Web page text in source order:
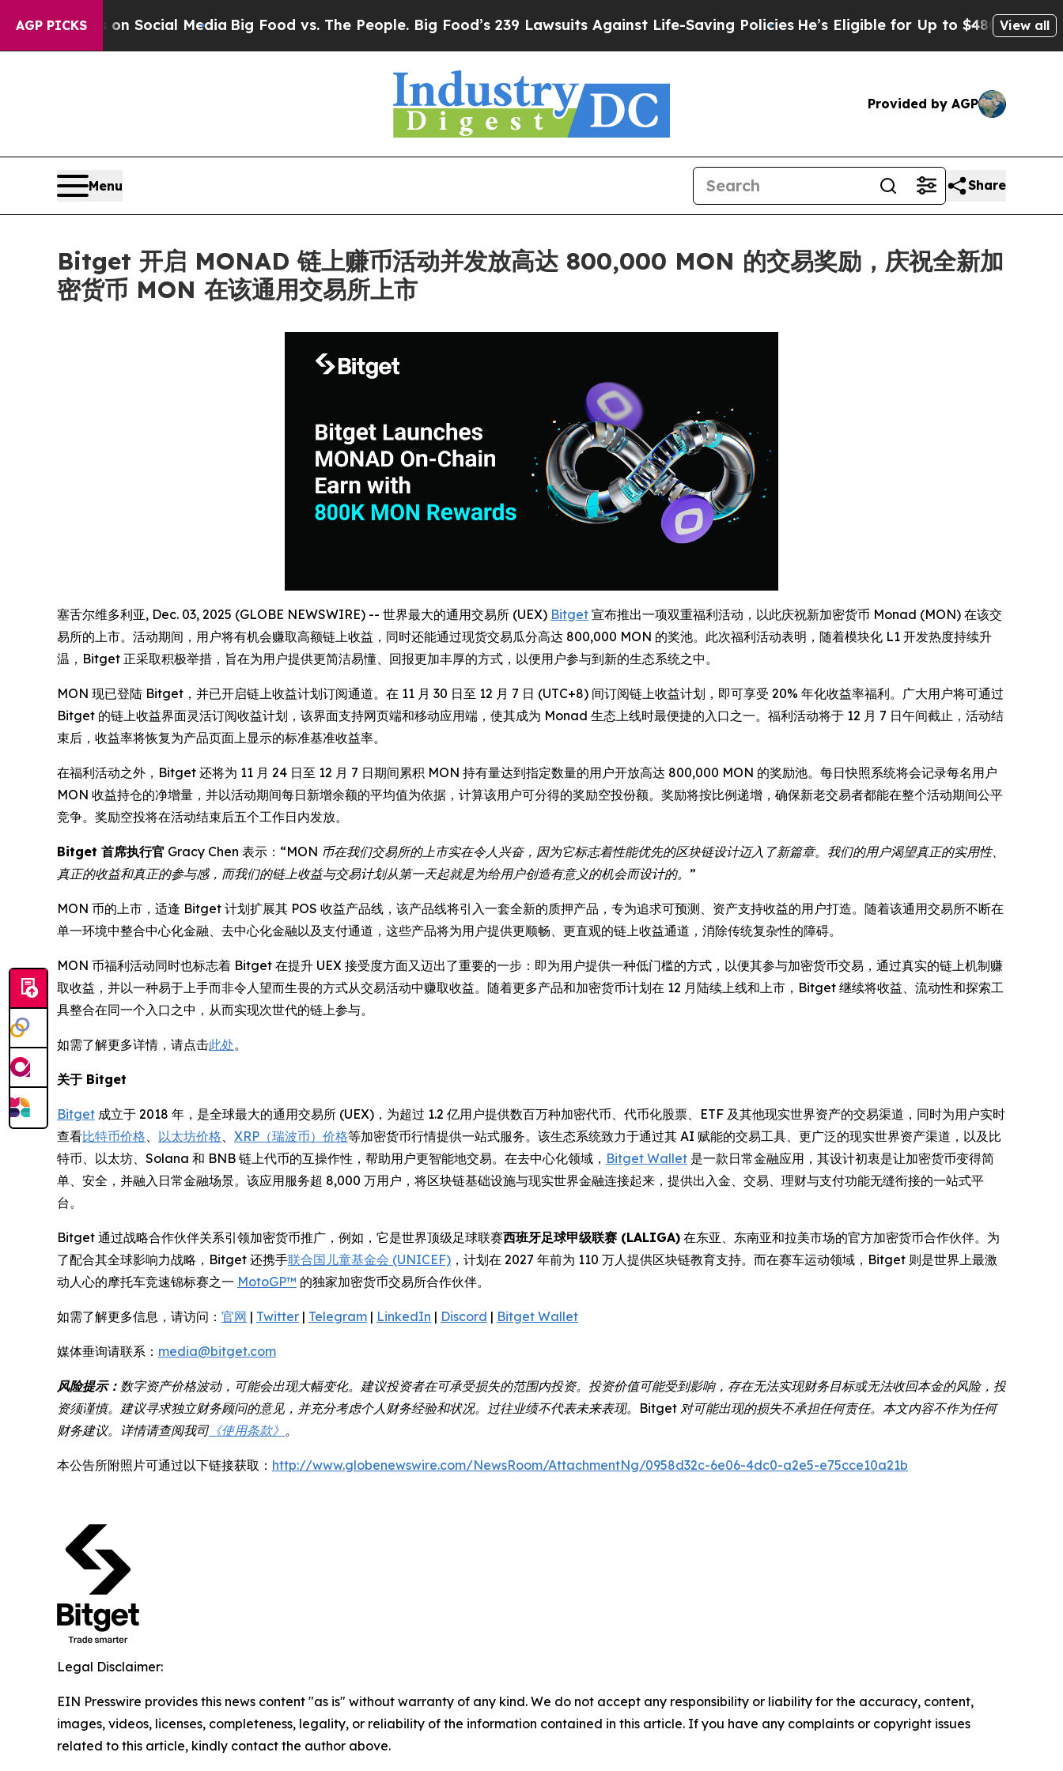
AGP PICKS
on Social MediaBig Food vs. The People. Big Food’s 239 Lawsuits Against Life-Saving PoliciesHe’s Eligible for Up to $480,000 AfterView all
Provided by AGP
Menu Share
Bitget 开启 MONAD 链上赚币活动并发放高达 800,000 MON 的交易奖励，庆祝全新加
密货币 MON 在该通用交易所上市
塞舌尔维多利亚, Dec. 03, 2025 (GLOBE NEWSWIRE) -- 世界最大的通用交易所 (UEX) Bitget 宣布推出一项双重福利活动，以此庆祝新加密货币 Monad (MON) 在该交
易所的上市。活动期间，用户将有机会赚取高额链上收益，同时还能通过现货交易瓜分高达 800,000 MON 的奖池。此次福利活动表明，随着模块化 L1 开发热度持续升
温，Bitget 正采取积极举措，旨在为用户提供更简洁易懂、回报更加丰厚的方式，以便用户参与到新的生态系统之中。
MON 现已登陆 Bitget，并已开启链上收益计划订阅通道。在 11 月 30 日至 12 月 7 日 (UTC+8) 间订阅链上收益计划，即可享受 20% 年化收益率福利。广大用户将可通过
Bitget 的链上收益界面灵活订阅收益计划，该界面支持网页端和移动应用端，使其成为 Monad 生态上线时最便捷的入口之一。福利活动将于 12 月 7 日午间截止，活动结
束后，收益率将恢复为产品页面上显示的标准基准收益率。
在福利活动之外，Bitget 还将为 11 月 24 日至 12 月 7 日期间累积 MON 持有量达到指定数量的用户开放高达 800,000 MON 的奖励池。每日快照系统将会记录每名用户
MON 收益持仓的净增量，并以活动期间每日新增余额的平均值为依据，计算该用户可分得的奖励空投份额。奖励将按比例递增，确保新老交易者都能在整个活动期间公平
竞争。奖励空投将在活动结束后五个工作日内发放。
Bitget 首席执行官 Gracy Chen 表示： “MON 币在我们交易所的上市实在令人兴奋，因为它标志着性能优先的区块链设计迈入了新篇章。我们的用户渴望真正的实用性、
真正的收益和真正的参与感，而我们的链上收益与交易计划从第一天起就是为给用户创造有意义的机会而设计的。”
MON 币的上市，适逢 Bitget 计划扩展其 POS 收益产品线，该产品线将引入一套全新的质押产品，专为追求可预测、资产支持收益的用户打造。随着该通用交易所不断在
单一环境中整合中心化金融、去中心化金融以及支付通道，这些产品将为用户提供更顺畅、更直观的链上收益通道，消除传统复杂性的障碍。
MON 币福利活动同时也标志着 Bitget 在提升 UEX 接受度方面又迈出了重要的一步：即为用户提供一种低门槛的方式，以便其参与加密货币交易，通过真实的链上机制赚
取收益，并以一种易于上手而非令人望而生畏的方式从交易活动中赚取收益。随着更多产品和加密货币计划在 12 月陆续上线和上市，Bitget 继续将收益、流动性和探索工
具整合在同一个入口之中，从而实现次世代的链上参与。
如需了解更多详情，请点击此处。
关于 Bitget
Bitget 成立于 2018 年，是全球最大的通用交易所 (UEX)，为超过 1.2 亿用户提供数百万种加密代币、代币化股票、ETF 及其他现实世界资产的交易渠道，同时为用户实时
查看比特币价格、 以太坊价格、 XRP（瑞波币）价格等加密货币行情提供一站式服务。该生态系统致力于通过其 AI 赋能的交易工具、更广泛的现实世界资产渠道，以及比
特币、以太坊、Solana 和 BNB 链上代币的互操作性，帮助用户更智能地交易。在去中心化领域， Bitget Wallet 是一款日常金融应用，其设计初衷是让加密货币变得简
单、安全，并融入日常金融场景。该应用服务超 8,000 万用户，将区块链基础设施与现实世界金融连接起来，提供出入金、交易、理财与支付功能无缝衔接的一站式平
台。
Bitget 通过战略合作伙伴关系引领加密货币推广，例如，它是世界顶级足球联赛西班牙足球甲级联赛 (LALIGA) 在东亚、东南亚和拉美市场的官方加密货币合作伙伴。为
了配合其全球影响力战略，Bitget 还携手联合国儿童基金会 (UNICEF) ，计划在 2027 年前为 110 万人提供区块链教育支持。而在赛车运动领域，Bitget 则是世界上最激
动人心的摩托车竞速锦标赛之一 MotoGP™ 的独家加密货币交易所合作伙伴。
如需了解更多信息，请访问： 官网 | Twitter | Telegram | LinkedIn | Discord | Bitget Wallet
媒体垂询请联系： media@bitget.com
风险提示： 数字资产价格波动，可能会出现大幅变化。建议投资者在可承受损失的范围内投资。投资价值可能受到影响，存在无法实现财务目标或无法收回本金的风险，投
资须谨慎。建议寻求独立财务顾问的意见，并充分考虑个人财务经验和状况。过往业绩不代表未来表现。Bitget 对可能出现的损失不承担任何责任。本文内容不作为任何
财务建议。详情请查阅我司《使用条款》 。
本公告所附照片可通过以下链接获取： http://www.globenewswire.com/NewsRoom/AttachmentNg/0958d32c-6e06-4dc0-a2e5-e75cce10a21b
Legal Disclaimer:
EIN Presswire provides this news content "as is" without warranty of any kind. We do not accept any responsibility or liability for the accuracy, content,
images, videos, licenses, completeness, legality, or reliability of the information contained in this article. If you have any complaints or copyright issues
related to this article, kindly contact the author above.